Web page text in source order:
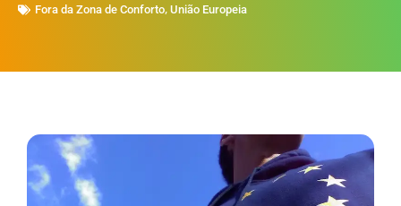
Fora da Zona de Conforto, União Europeia